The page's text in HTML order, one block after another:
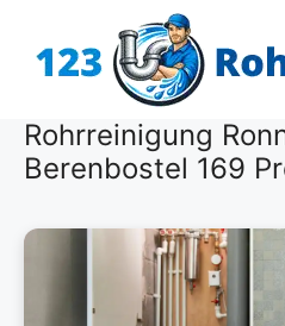
Inhalt
Rohrreinigung
Berenbostel 169